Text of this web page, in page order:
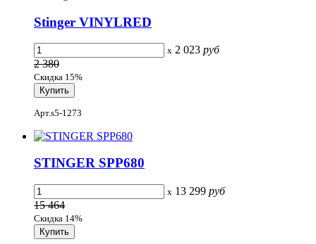
Stinger VINYLRED
x 2 023 руб
2 380
Скидка 15%
Арт.s5-1273
STINGER SPP680
x 13 299 руб
15 464
Скидка 14%